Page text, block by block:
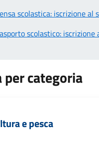
scolastica: iscrizione al
scolastico: iscrizione
per categoria
e pesca